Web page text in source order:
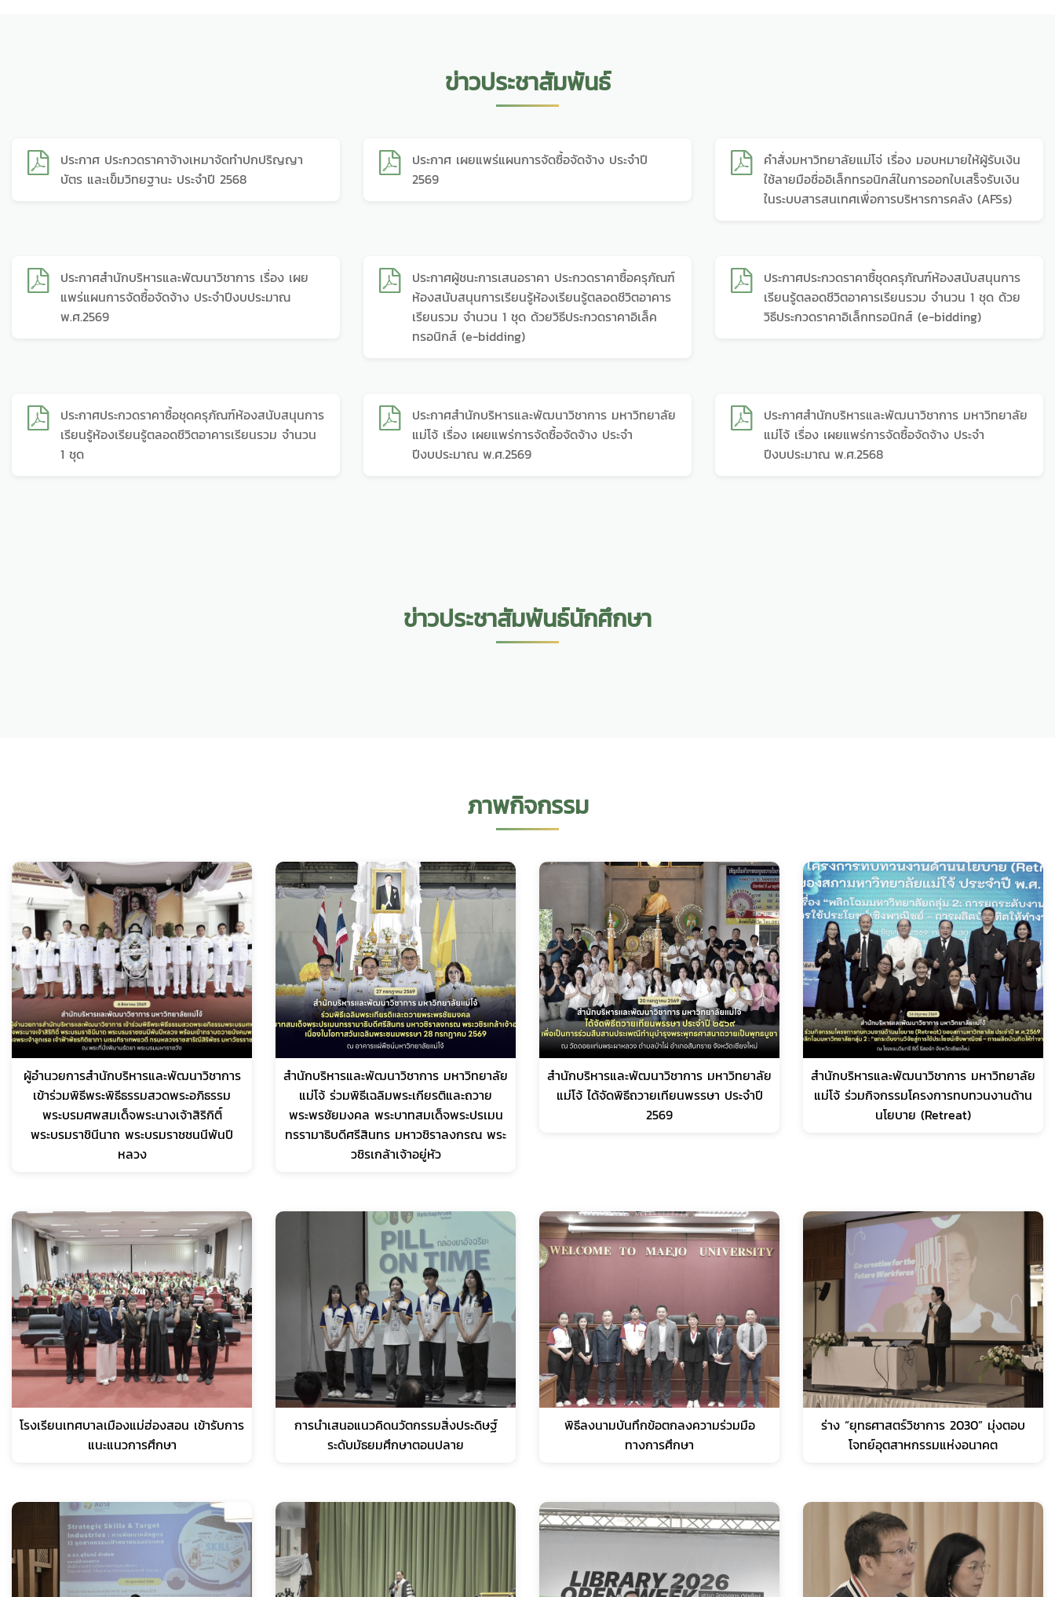
ข่าวประชาสัมพันธ์
ประกาศ ประกวดราคาจ้างเหมาจัดทำปกปริญญา
บัตร และเข็มวิทยฐานะ ประจำปี 2568
ประกาศ เผยแพร่แผนการจัดซื้อจัดจ้าง ประจำปี
2569
คำสั่งมหาวิทยาลัยแม่โจ่ เรื่อง มอบหมายให้ผู้รับเงิน
ใช้ลายมือชื่ออิเล็กทรอนิกส์ในการออกใบเสร็จรับเงิน
ในระบบสารสนเทศเพื่อการบริหารการคลัง (AFSs)
ประกาศสำนักบริหารและพัฒนาวิชาการ เรื่อง เผย
แพร่แผนการจัดซื้อจัดจ้าง ประจำปีงบประมาณ
พ.ศ.2569
ประกาศผู้ชนะการเสนอราคา ประกวดราคาซื้อครุภัณฑ์
ห้องสนับสนุนการเรียนรู้ห้องเรียนรู้ตลอดชีวิตอาคาร
เรียนรวม จำนวน 1 ชุด ด้วยวิธีประกวดราคาอิเล็ค
ทรอนิกส์ (e-bidding)
ประกาศประกวดราคาซื้ชุดครุภัณฑ์ห้องสนับสนุนการ
เรียนรู้ตลอดชีวิตอาคารเรียนรวม จำนวน 1 ชุด ด้วย
วิธีประกวดราคาอิเล็กทรอนิกส์ (e-bidding)
ประกาศประกวดราคาซื้อชุดครุภัณฑ์ห้องสนับสนุนการ
เรียนรู้ห้องเรียนรู้ตลอดชีวิตอาคารเรียนรวม จำนวน
1 ชุด
ประกาศสำนักบริหารและพัฒนาวิชาการ มหาวิทยาลัย
แม่โจ้ เรื่อง เผยแพร่การจัดซื้อจัดจ้าง ประจำ
ปีงบประมาณ พ.ศ.2569
ประกาศสำนักบริหารและพัฒนาวิชาการ มหาวิทยาลัย
แม่โจ้ เรื่อง เผยแพร่การจัดซื้อจัดจ้าง ประจำ
ปีงบประมาณ พ.ศ.2568
ข่าวประชาสัมพันธ์นักศึกษา
ภาพกิจกรรม
ผู้อำนวยการสำนักบริหารและพัฒนาวิชาการ
เข้าร่วมพิธีพระพิธีธรรมสวดพระอภิธรรม
พระบรมศพสมเด็จพระนางเจ้าสิริกิติ์
พระบรมราชินีนาถ พระบรมราชชนนีพันปี
หลวง
สำนักบริหารและพัฒนาวิชาการ มหาวิทยาลัย
แม่โจ้ ร่วมพิธีเฉลิมพระเกียรติและถวาย
พระพรชัยมงคล พระบาทสมเด็จพระปรเมน
ทรรามาธิบดีศรีสินทร มหาวชิราลงกรณ พระ
วชิรเกล้าเจ้าอยู่หัว
สำนักบริหารและพัฒนาวิชาการ มหาวิทยาลัย
แม่โจ้ ได้จัดพิธีถวายเทียนพรรษา ประจำปี
2569
สำนักบริหารและพัฒนาวิชาการ มหาวิทยาลัย
แม่โจ้ ร่วมกิจกรรมโครงการทบทวนงานด้าน
นโยบาย (Retreat)
โรงเรียนเทศบาลเมืองแม่ฮ่องสอน เข้ารับการ
แนะแนวการศึกษา
การนำเสนอแนวคิดนวัตกรรมสิ่งประดิษฐ์
ระดับมัธยมศึกษาตอนปลาย
พิธีลงนามบันทึกข้อตกลงความร่วมมือ
ทางการศึกษา
ร่าง “ยุทธศาสตร์วิชาการ 2030” มุ่งตอบ
โจทย์อุตสาหกรรมแห่งอนาคต